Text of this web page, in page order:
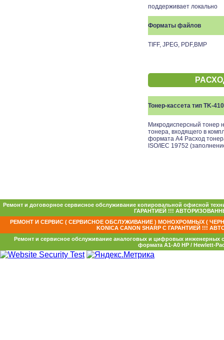
поддерживает локально
Форматы файлов
TIFF, JPEG, PDF,BMP
Тонер-кассета тип TK-
Микродисперсный тонер
тонера, входящего в
формата А4 Расход
ISO/IEC 19752
Ремонт и договорное сервисное обслуживание копировальной офисной
ГАРАНТИЕЙ !!!
РЕМОНТ И СЕРВИС ( СЕРВИСНОЕ ОБСЛУЖИВАНИЕ ) МОНОХРОМНЫХ (
KONICA CANON SHARP С ГАРАНТИЕЙ !!!
Ремонт и сервисное обслуживание аналоговых и цифровых инженерных
формата А1-А0 HP / Hewlett-